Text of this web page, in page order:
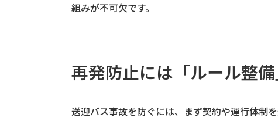
組みが不可欠です。
再発防止には「ルール整
送迎バス事故を防ぐには、まず契約や運行体制